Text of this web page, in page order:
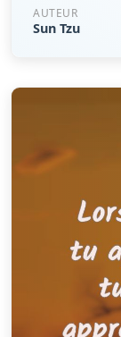
AUTEUR
Sun Tzu